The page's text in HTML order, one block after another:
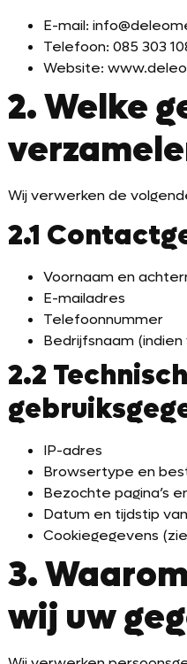
E-mail:
Telefoon: 085 303
Website:
2. Welke
Wij verwerken de
2.1
Voornaam en
E-mailadres
Telefoonnummer
Bedrijfsnaam
2.2
IP-adres
Browsertype en
Bezochte pagina’s
Datum en tijdstip
Cookiegegevens
3.
wij uw